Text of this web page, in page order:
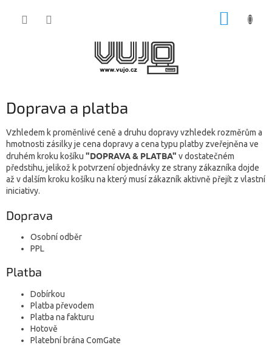
Doprava a platba
Vzhledem k proměnlivé ceně a druhu dopravy vzhledek rozměrům a
hmotnosti zásilky je cena dopravy a cena typu platby zveřejněna ve
druhém kroku košíku "DOPRAVA & PLATBA" v dostatečném
předstihu, jelikož k potvrzení objednávky ze strany zákazníka dojde
až v dalším kroku košíku na který musí zákazník aktivně přejít z vlastní
iniciativy.
Doprava
Osobní odběr
PPL
Platba
Dobírkou
Platba převodem
Platba na fakturu
Hotově
Platební brána ComGate